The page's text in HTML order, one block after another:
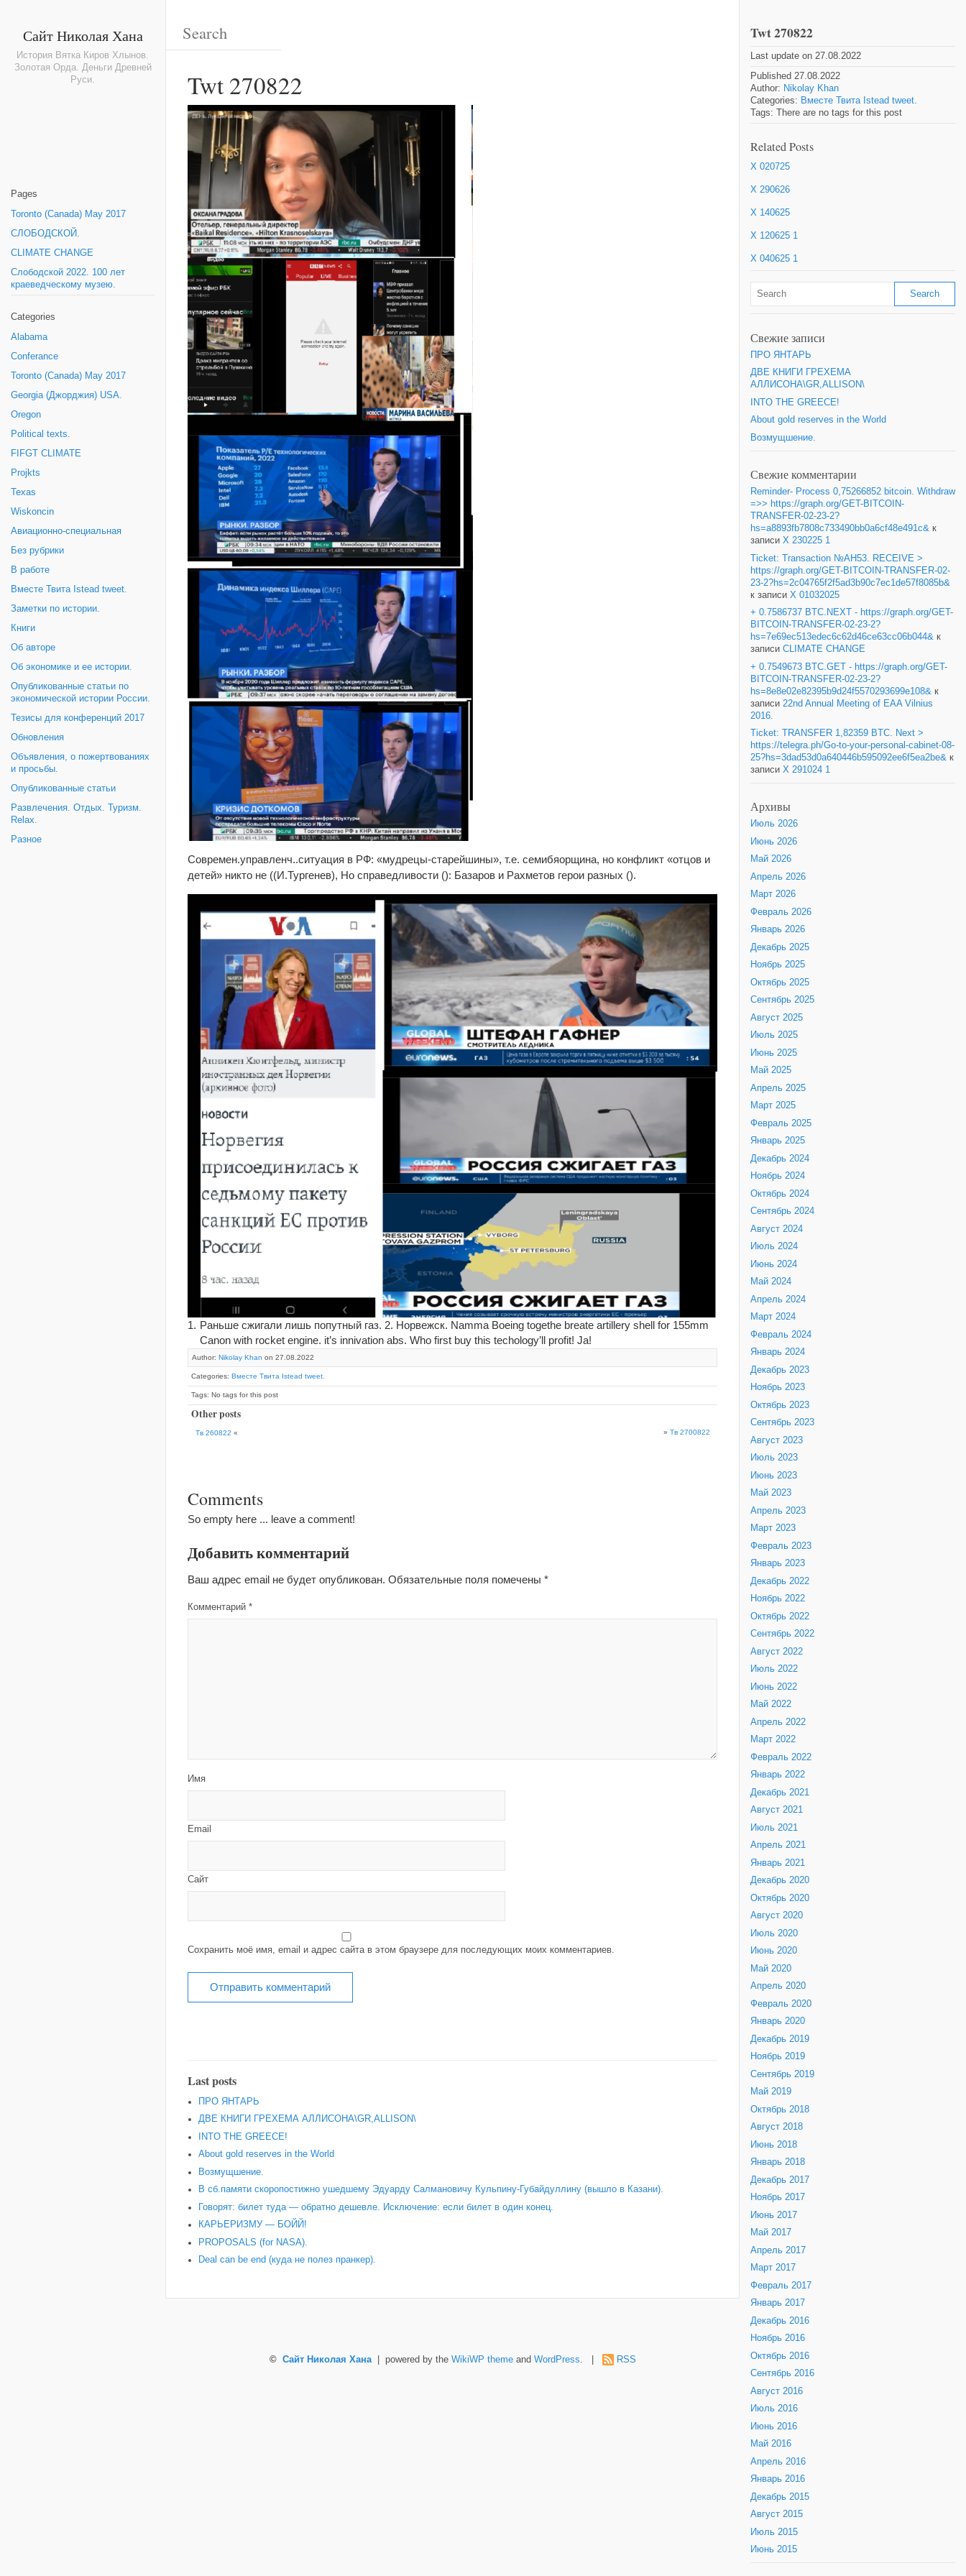
Сайт Николая Хана
История Вятка Киров Хлынов.
Золотая Орда. Деньги Древней
Руси.
Pages
Toronto (Canada) May 2017
СЛОБОДСКОЙ.
CLIMATE CHANGE
Слободской 2022. 100 лет
краеведческому музею.
Categories
Alabama
Conferance
Toronto (Canada) May 2017
Georgia (Джорджия) USA.
Oregon
Political texts.
FIFGT CLIMATE
Projkts
Texas
Wiskoncin
Авиационно-специальная
Без рубрики
В работе
Вместе Твита Istead tweet.
Заметки по истории.
Книги
Об авторе
Об экономике и ее истории.
Опубликованные статьи по
экономической истории России.
Тезисы для конференций 2017
Обновления
Объявления, о пожертвованиях
и просьбы.
Опубликованные статьи
Развлечения. Отдых. Туризм.
Relax.
Разное
Twt 270822
Современ.управленч..ситуация в РФ: «мудрецы-старейшины», т.е. семибяорщина, но конфликт «отцов и
детей» никто не ((И.Тургенев), Но справедливости (): Базаров и Рахметов герои разных ().
Раньше сжигали лишь попутный газ. 2. Норвежск. Namma Boeing togethe breate artillery shell for 155mm
Canon with rocket engine. it’s innivation abs. Who first buy this techology’ll profit! Ja!
Author: Nikolay Khan on 27.08.2022
Categories: Вместе Твита Istead tweet.
Tags: No tags for this post
Other posts
Тв 260822 « » Тв 2700822
Comments
So empty here ... leave a comment!
Добавить комментарий
Ваш адрес email не будет опубликован. Обязательные поля помечены *
Комментарий *
Имя
Email
Сайт
Сохранить моё имя, email и адрес сайта в этом браузере для последующих моих комментариев.
Last posts
ПРО ЯНТАРЬ
ДВЕ КНИГИ ГРЕХЕМА АЛЛИСОНА\GR,ALLISON\
INTO THE GREECE!
About gold reserves in the World
Возмущшение.
В сб.памяти скоропостижно ушедшему Эдуарду Салмановичу Кульпину-Губайдуллину (вышло в Казани).
Говорят: билет туда — обратно дешевле. Исключение: если билет в один конец.
КАРЬЕРИЗМУ — БОЙЙ!
PROPOSALS (for NASA).
Deal can be end (куда не полез пранкер).
Twt 270822
Last update on 27.08.2022
Published 27.08.2022
Author: Nikolay Khan
Categories: Вместе Твита Istead tweet.
Tags: There are no tags for this post
Related Posts
X 020725
X 290626
X 140625
X 120625 1
X 040625 1
Свежие записи
ПРО ЯНТАРЬ
ДВЕ КНИГИ ГРЕХЕМА
АЛЛИСОНА\GR,ALLISON\
INTO THE GREECE!
About gold reserves in the World
Возмущшение.
Свежие комментарии
Reminder- Process 0,75266852 bitcoin. Withdraw
=>> https://graph.org/GET-BITCOIN-
TRANSFER-02-23-2?
hs=a8893fb7808c733490bb0a6cf48e491c& к
записи X 230225 1
Ticket: Transaction №AH53. RECEIVE >
https://graph.org/GET-BITCOIN-TRANSFER-02-
23-2?hs=2c04765f2f5ad3b90c7ec1de57f8085b&
к записи X 01032025
+ 0.7586737 BTC.NEXT - https://graph.org/GET-
BITCOIN-TRANSFER-02-23-2?
hs=7e69ec513edec6c62d46ce63cc06b044& к
записи CLIMATE CHANGE
+ 0.7549673 BTC.GET - https://graph.org/GET-
BITCOIN-TRANSFER-02-23-2?
hs=8e8e02e82395b9d24f5570293699e108& к
записи 22nd Annual Meeting of EAA Vilnius
2016.
Ticket: TRANSFER 1,82359 BTC. Next >
https://telegra.ph/Go-to-your-personal-cabinet-08-
25?hs=3dad53d0a640446b595092ee6f5ea2be& к
записи X 291024 1
Архивы
Июль 2026
Июнь 2026
Май 2026
Апрель 2026
Март 2026
Февраль 2026
Январь 2026
Декабрь 2025
Ноябрь 2025
Октябрь 2025
Сентябрь 2025
Август 2025
Июль 2025
Июнь 2025
Май 2025
Апрель 2025
Март 2025
Февраль 2025
Январь 2025
Декабрь 2024
Ноябрь 2024
Октябрь 2024
Сентябрь 2024
Август 2024
Июль 2024
Июнь 2024
Май 2024
Апрель 2024
Март 2024
Февраль 2024
Январь 2024
Декабрь 2023
Ноябрь 2023
Октябрь 2023
Сентябрь 2023
Август 2023
Июль 2023
Июнь 2023
Май 2023
Апрель 2023
Март 2023
Февраль 2023
Январь 2023
Декабрь 2022
Ноябрь 2022
Октябрь 2022
Сентябрь 2022
Август 2022
Июль 2022
Июнь 2022
Май 2022
Апрель 2022
Март 2022
Февраль 2022
Январь 2022
Декабрь 2021
Август 2021
Июль 2021
Апрель 2021
Январь 2021
Декабрь 2020
Октябрь 2020
Август 2020
Июль 2020
Июнь 2020
Май 2020
Апрель 2020
Февраль 2020
Январь 2020
Декабрь 2019
Ноябрь 2019
Сентябрь 2019
Май 2019
Октябрь 2018
Август 2018
Июнь 2018
Январь 2018
Декабрь 2017
Ноябрь 2017
Июнь 2017
Май 2017
Апрель 2017
Март 2017
Февраль 2017
Январь 2017
Декабрь 2016
Ноябрь 2016
Октябрь 2016
Сентябрь 2016
Август 2016
Июль 2016
Июнь 2016
Май 2016
Апрель 2016
Январь 2016
Декабрь 2015
Август 2015
Июль 2015
Июнь 2015
© Сайт Николая Хана| powered by the WikiWP themeand WordPress. | RSS